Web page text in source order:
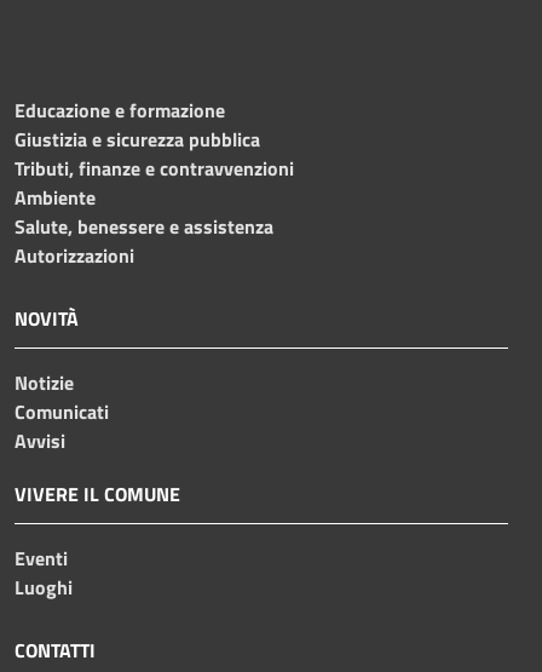
Educazione e formazione
Giustizia e sicurezza pubblica
Tributi, finanze e contravvenzioni
Ambiente
Salute, benessere e assistenza
Autorizzazioni
NOVITÀ
Notizie
Comunicati
Avvisi
VIVERE IL COMUNE
Eventi
Luoghi
CONTATTI